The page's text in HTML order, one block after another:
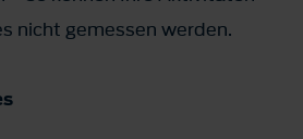
nicht gemessen werden.